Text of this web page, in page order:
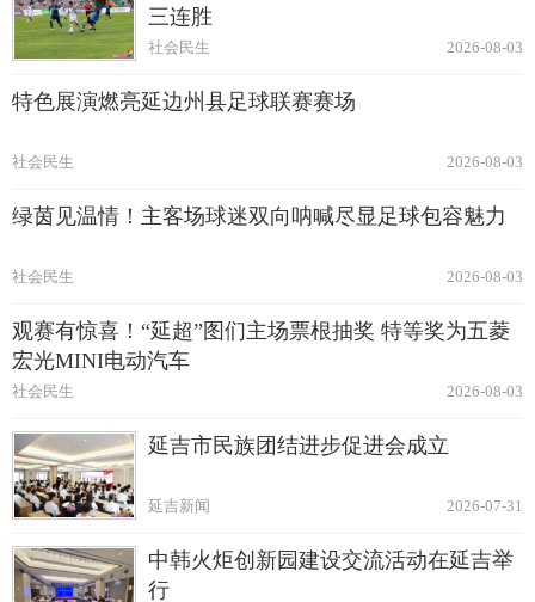
三连胜
2026-08-03
社会民生
特色展演燃亮延边州县足球联赛赛场
2026-08-03
社会民生
绿茵见温情！主客场球迷双向呐喊尽显足球包容魅力
2026-08-03
社会民生
观赛有惊喜！“延超”图们主场票根抽奖 特等奖为五菱
宏光MINI电动汽车
2026-08-03
社会民生
延吉市民族团结进步促进会成立
2026-07-31
延吉新闻
中韩火炬创新园建设交流活动在延吉举
行